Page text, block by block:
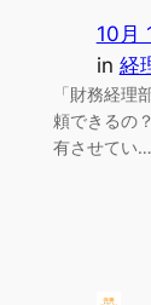
10月
in 経
「財務経理
頼できるの
有させてい…